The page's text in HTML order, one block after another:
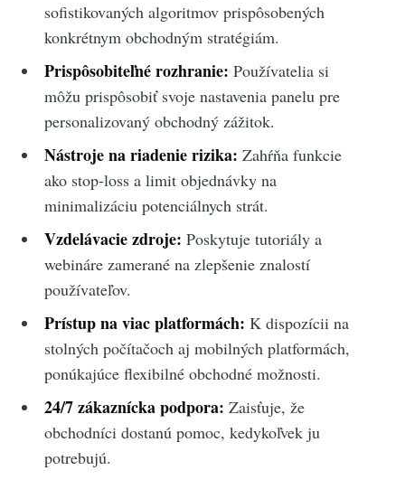
sofistikovaných algoritmov prispôsobených
konkrétnym obchodným stratégiám.
Prispôsobiteľné rozhranie: Používatelia si
môžu prispôsobiť svoje nastavenia panelu pre
personalizovaný obchodný zážitok.
Nástroje na riadenie rizika: Zahŕňa funkcie
ako stop-loss a limit objednávky na
minimalizáciu potenciálnych strát.
Vzdelávacie zdroje: Poskytuje tutoriály a
webináre zamerané na zlepšenie znalostí
používateľov.
Prístup na viac platformách: K dispozícii na
stolných počítačoch aj mobilných platformách,
ponúkajúce flexibilné obchodné možnosti.
24/7 zákaznícka podpora: Zaisťuje, že
obchodníci dostanú pomoc, kedykoľvek ju
potrebujú.